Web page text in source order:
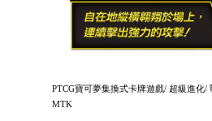
PTCG寶可夢集換式卡牌遊戲/ 超級進化/
MTK